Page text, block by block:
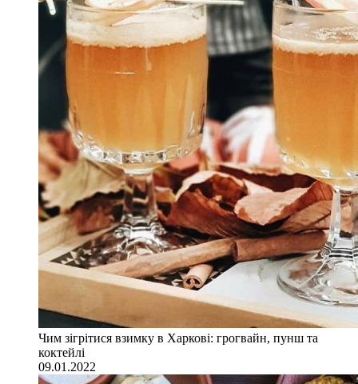
Чим зігрітися взимку в Харкові: грогвайн, пунш та
коктейлі
09.01.2022